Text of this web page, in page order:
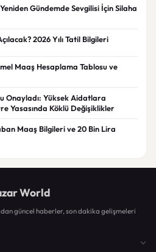
Gündemde Sevgilisi İçin Silaha
2026 Yılı Tatil Bilgileri
Maaş Hesaplama Tablosu ve
Onayladı: Yüksek Aidatlara
Yasasında Köklü Değişiklikler
Maaş Bilgileri ve 20 Bin Lira
World
güncel haberler, son dakika gelişmeleri